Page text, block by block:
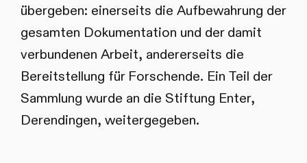
übergeben: einerseits die Aufbewahrung der
gesamten Dokumentation und der damit
verbundenen Arbeit, andererseits die
Bereitstellung für Forschende. Ein Teil der
Sammlung wurde an die Stiftung Enter,
Derendingen, weitergegeben.